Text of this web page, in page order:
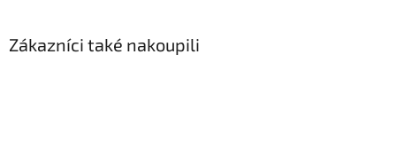
Zákazníci také nakoupili